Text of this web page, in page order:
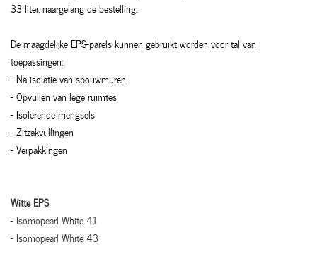
33 liter, naargelang de bestelling.
De maagdelijke EPS-parels kunnen gebruikt worden voor tal van
toepassingen:
- Na-isolatie van spouwmuren
- Opvullen van lege ruimtes
- Isolerende mengsels
- Zitzakvullingen
- Verpakkingen
Witte EPS
- Isomopearl White 41
- Isomopearl White 43